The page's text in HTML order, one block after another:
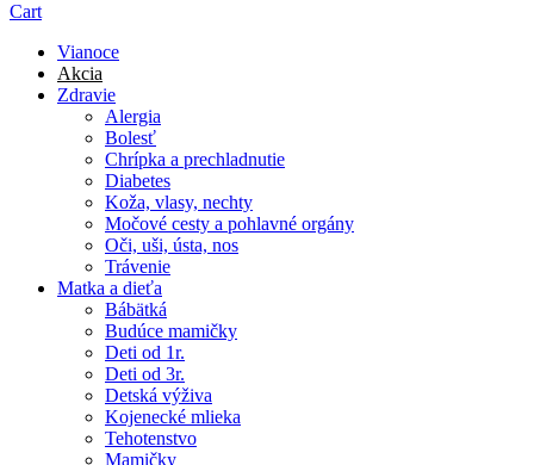
Cart
Vianoce
Akcia
Zdravie
Alergia
Bolesť
Chrípka a prechladnutie
Diabetes
Koža, vlasy, nechty
Močové cesty a pohlavné orgány
Oči, uši, ústa, nos
Trávenie
Matka a dieťa
Bábätká
Budúce mamičky
Deti od 1r.
Deti od 3r.
Detská výživa
Kojenecké mlieka
Tehotenstvo
Mamičky